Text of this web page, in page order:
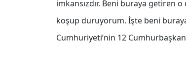
imkansızdır. Beni buraya getiren
koşup duruyorum. İşte beni
Cumhuriyeti’nin 12